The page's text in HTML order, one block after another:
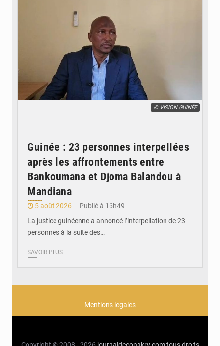
© VISION GUINÉE
Guinée : 23 personnes interpellées
après les affrontements entre
Bankoumana et Djoma Balandou à
Mandiana
5 août 2026
Publié à 16h49
La justice guinéenne a annoncé l’interpellation de 23
personnes à la suite des…
SAVOIR PLUS
Mentions legales